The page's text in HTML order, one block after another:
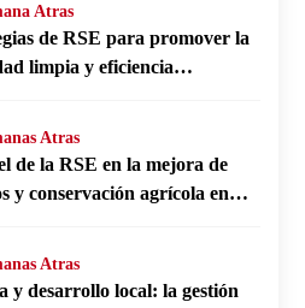
Atras
de RSE para promover la
limpia y eficiencia
Atras
de la RSE en la mejora de
y conservación agrícola en
Atras
y desarrollo local: la gestión